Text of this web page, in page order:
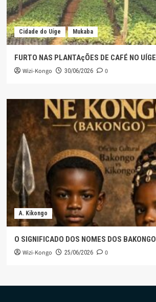
Cidade do Uíge Mukaba
FURTO NAS PLANTAçÕES DE CAFÉ NO UÍGE
Wizi-Kongo 30/06/2026 0
A. Kikongo
O SIGNIFICADO DOS NOMES DOS BAKONGO
Wizi-Kongo 25/06/2026 0